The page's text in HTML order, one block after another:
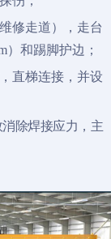
修走道），走台
）和踢脚护边；
直梯连接，并设
除焊接应力，主